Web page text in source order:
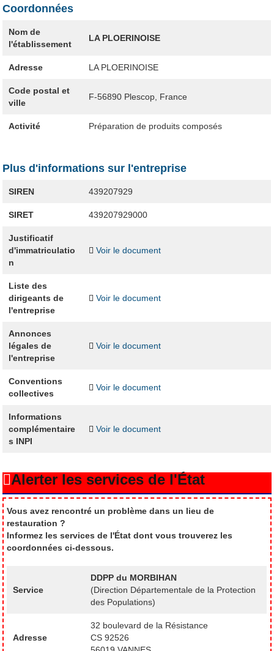
Coordonnées
Nom de
l'établissement
LA PLOERINOISE
Adresse LA PLOERINOISE
Code postal et
ville
F-56890 Plescop, France
Activité Préparation de produits composés
Plus d'informations sur l'entreprise
SIREN 439207929
SIRET 439207929000
Justificatif
d'immatriculatio
n
Voir le document
Liste des
dirigeants de
l'entreprise
Voir le document
Annonces
légales de
l'entreprise
Voir le document
Conventions
collectives
Voir le document
Informations
complémentaire
s INPI
Voir le document
Alerter les services de l'État
Vous avez rencontré un problème dans un lieu de
restauration ?
Informez les services de l'État dont vous trouverez les
coordonnées ci-dessous.
Service
DDPP du MORBIHAN
(Direction Départementale de la Protection
des Populations)
Adresse
32 boulevard de la Résistance
CS 92526